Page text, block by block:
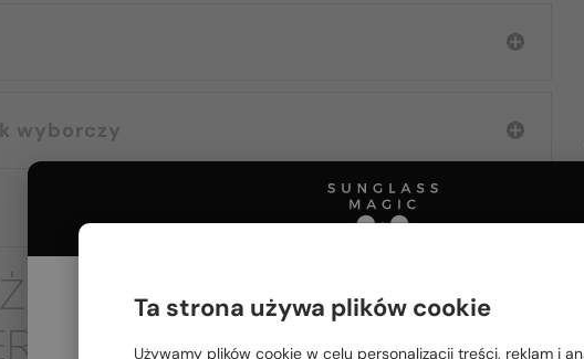
wyborczy
CIĘ RÓWNIEŻ
Proszę wybierz z listy odpowiedni dla Ciebie kraj:
Ta strona używa plików cookie
Używamy plików cookie w celu personalizacji treści, reklam i